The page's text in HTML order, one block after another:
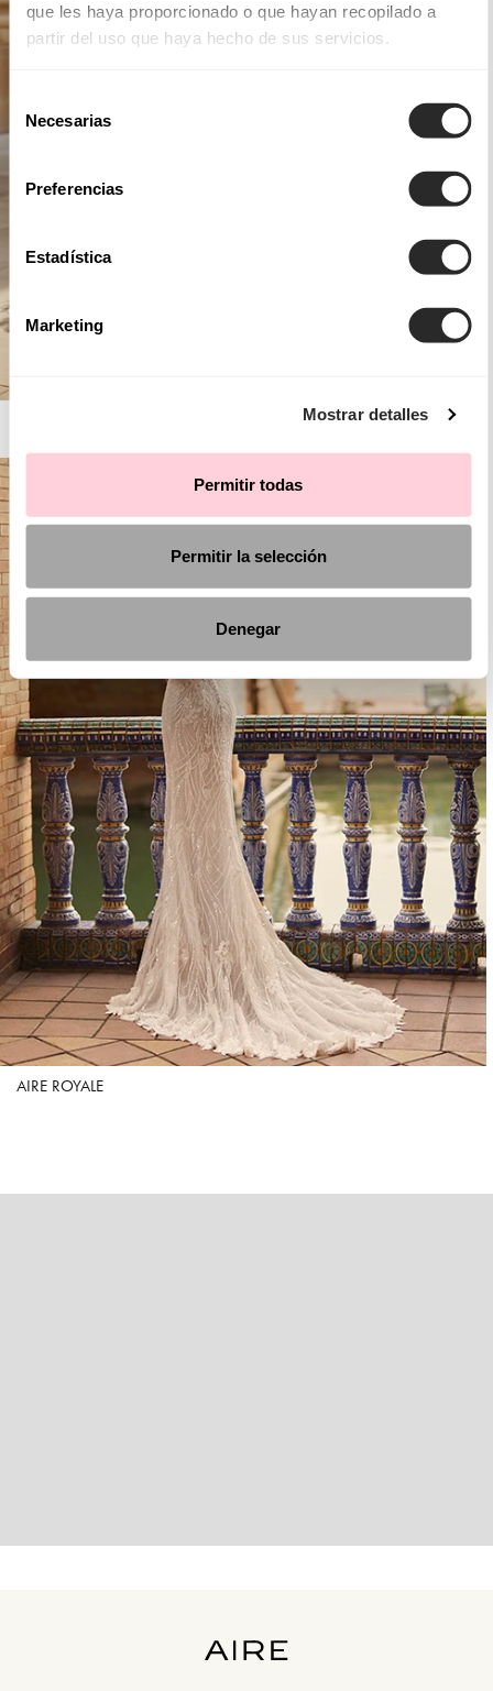
que les haya proporcionado o que hayan recopilado a
partir del uso que haya hecho de sus servicios.
Necesarias
Preferencias
Estadística
Marketing
Mostrar detalles
Permitir todas
Permitir la selección
Denegar
AIRE ROYALE